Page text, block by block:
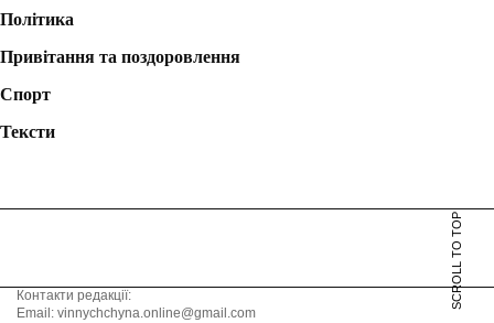
Політика
Привітання та поздоровлення
Спорт
Тексти
SCROLL TO TOP
Контакти редакції:
Email: vinnychchyna.online@gmail.com